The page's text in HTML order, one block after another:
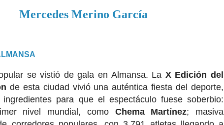
Mercedes Merino García
se vistió de gala en Almansa. La X Edición del
de esta ciudad vivió una auténtica fiesta del deporte,
para que el espectáculo fuese soberbio:
nivel mundial, como Chema Martínez; masiva